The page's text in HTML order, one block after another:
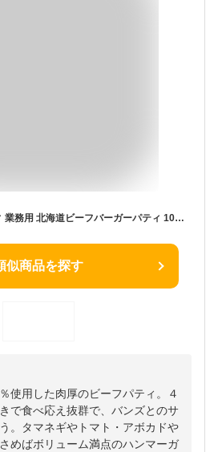
ハンバーガー パテ パティ 業務用 北海道ビーフバーガーパティ 100g×5枚 冷凍 牛肉 100% 北海道製造 肉汁 グルメバーガー バーガー ハンバーガー BBQ 焼成 食品 畜産 バーベキュー ピクニック お家ごはん
似商品を探す
使用した肉厚のビーフパティ。４
で食べ応え抜群で、バンズとのサ
。タマネギやトマト・アボカドや
めばボリューム満点のハンマーガ